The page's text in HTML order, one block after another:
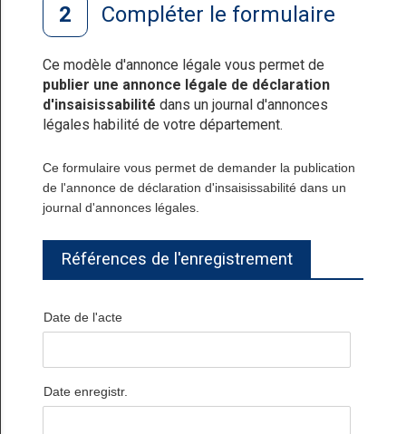
Compléter le formulaire
Ce modèle d'annonce légale vous permet de
publier une annonce légale de déclaration
d'insaisissabilité dans un journal d'annonces
légales habilité de votre département.
Ce formulaire vous permet de demander la publication
de l'annonce de déclaration d'insaisissabilité dans un
journal d'annonces légales.
Références de l'enregistrement
Date de l'acte
Date enregistr.